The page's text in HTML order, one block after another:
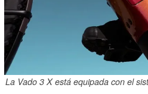
La Vado 3 X está equipada con el